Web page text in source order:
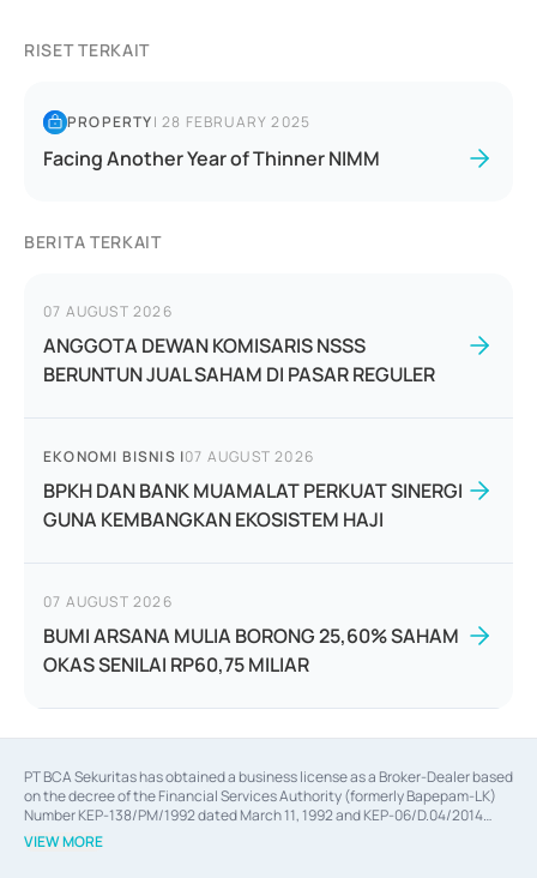
RISET TERKAIT
PROPERTY|28 FEBRUARY 2025
Facing Another Year of Thinner NIMM
BERITA TERKAIT
07 AUGUST 2026
ANGGOTA DEWAN KOMISARIS NSSS
BERUNTUN JUAL SAHAM DI PASAR REGULER
EKONOMI BISNIS |07 AUGUST 2026
BPKH DAN BANK MUAMALAT PERKUAT SINERGI
GUNA KEMBANGKAN EKOSISTEM HAJI
07 AUGUST 2026
BUMI ARSANA MULIA BORONG 25,60% SAHAM
OKAS SENILAI RP60,75 MILIAR
PT BCA Sekuritas has obtained a business license as a Broker-Dealer based
on the decree of the Financial Services Authority (formerly Bapepam-LK)
Number KEP-138/PM/1992 dated March 11, 1992 and KEP-06/D.04/2014
dated February 28, 2014, a business license as an Underwriter based on the
decree of the Financial Services Authority Number KEP-12/PM/PEE/1997
VIEW MORE